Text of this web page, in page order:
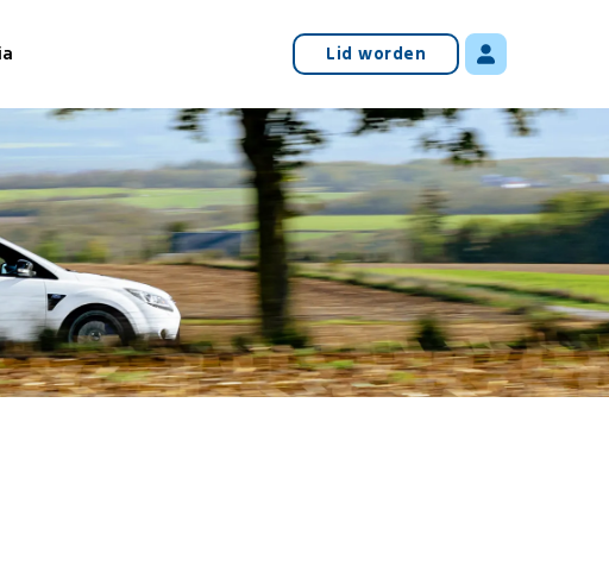
Lid worden